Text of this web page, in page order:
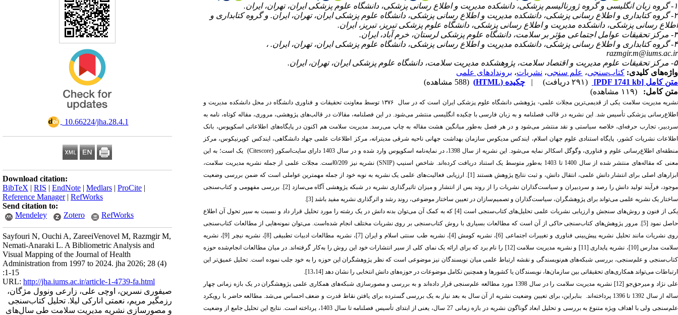
‎ 10.66224/jha.28.4.1
Download citation:
BibTeX | RIS | EndNote | Medlars | ProCite |
Reference Manager| RefWorks
Send citation to:
Mendeley
Zotero RefWorks
Sayfouri N, Ouchi A, ZareeiVenovel M, Razmgir M,
Nemati-Anaraki L. A Bibliometric Analysis and
Visual Mapping of the Journal of Health
Administration from 1997 to 2024. jha 2026; 28 (4)
:1-15
URL: http://jha.iums.ac.ir/article-1-4739-fa.html
صیفوری نسرین، اوچی علی، زارعی ونوول مژگان،
رزمگیر مریم، نعمتی انارکی لیلا. تحلیل کتاب‌سنجی
و مصورسازی نشریه مدیریت سلامت طی سال‌های
۱- گروه زبان انگلیسی و گروه ژورنالیسم پزشکی، دانشکده مدیریت و اطلاع رسانی پزشکی، دانشگاه علوم پزشکی ایران، تهران، ایران.
۲- گروه کتابداری و اطلاع رسانی پزشکی، دانشکده مدیریت و اطلاع رسانی پزشکی، دانشگاه علوم پزشکی ایران، تهران، ایران. و گروه کتابداری و
اطلاع رسانی پزشکی، دانشکده مدیریت و اطلاع رسانی پزشکی، دانشگاه علوم پزشکی تبریز، تبریز، ایران.
۳- مرکز تحقیقات عوامل اجتماعی مؤثر بر سلامت، دانشگاه علوم پزشکی لرستان، خرم آباد، ایران.
۴- گروه کتابداری و اطلاع رسانی پزشکی، دانشکده مدیریت و اطلاع رسانی پزشکی، دانشگاه علوم پزشکی ایران، تهران، ایران. ،
razmgir.m@iums.ac.ir
۵- مرکز تحقیقات علوم مدیریت و اقتصاد سلامت، پژوهشکده مدیریت سلامت، دانشگاه علوم پزشکی ایران، تهران، ایران.
واژه‌های کلیدی: کتاب‌سنجی، علم سنجی، نشریات، بروندادهای علمی
متن کامل [PDF 1741 kb] (۲۹۱ دریافت) | چکیده (HTML)
(588 مشاهده)
متن کامل:
(۱۱۹ مشاهده)
نشریه مدیریت سلامت یکی از قدیمی‌ترین مجلات علمی- پژوهشی دانشگاه علوم پزشکی ایران است که در سال ۱۳۷۶ توسط معاونت تحقیقات و فناوری دانشگاه در محل دانشکده مدیریت و
اطلاع‌رسانی پزشکی تأسیس شد. این نشریه در قالب فصلنامه و به زبان فارسی با چکیده انگلیسی منتشر می‌شود. در این فصلنامه، مقالات در قالب‌های پژوهشی، مروری، مقاله کوتاه، نامه به
سردبیر، تجارب حرفه‌ای، خلاصه سیاستی و نقد منتشر می‌شود و در هر فصل به‌طور میانگین هشت مقاله به چاپ می‌رسد. مدیریت سلامت هم اکنون در پایگاه‌های اطلاعاتی اسکوپوس، بانک
اطلاعات نشریات کشور، پایگاه استنادی علوم جهان اسلام، ایندکس مدیکوس سازمان بهداشت جهانی ناحیه شرقی مدیترانه، مرکز اطلاعات علمی جهاد دانشگاهی، ایندکس کوپرنیکوس، مرکز
منطقه‌ای اطلاع‌رسانی علوم و فناوری، وگوگل اسکالر نمایه می‌شود. این نشریه از سال 1398، در نمایه‌نامه اسکوپوس وارد شده‌ و در سال 1403 دارای سایت‌اسکور
(Citescore) یک است؛ به این
معنی که مقاله‌های منتشر شده از سال‌ 1400 تا 1403 به‌طور متوسط یک استناد دریافت کرده‌اند. شاخص اسنیپ
(SNIP)
نشریه نیز 0/209است. مجلات علمی از جمله نشریه مدیریت سلامت،
ابزارهای اصلی برای انتشار دانش علمی، انتقال دانش، و ثبت نتایج پژوهش‌ هستند]
1
[ . ارزیابی فعالیت‌های علمی یک نشریه به نوبه خود از جمله مهمترین عواملی است که ضمن بررسی وضعیت
موجود، فرآیند تولید دانش را رصد و سردبیران و سیاست‌گذاران نشریات را از روند پس از انتشار و میزان تاثیرگذاری نشریه در شبکه پژوهشی آگاه می‌سازد]
2
[ . بررسی مفهومی و کتاب‌سنجی
ساختار یک نشریه علمی می‌تواند برای پژوهشگران، سیاست‌گذاران و تصمیم‌سازان در تعیین ساختار موضوعی، روند رشد و اثرگذاری نشریه مفید باشد ]
3
[
یکی از فنون و روش‌های سنجش و ارزیابی نشریات علمی تحلیل‌های کتاب‌سنجی است ]
4
[که به کمک آن می‌توان بدنه دانش در یک رشته را مورد تحلیل قرار داد و نسبت به سیر تحول آن اطلاع
حاصل نمود ]
5
[. مرور پژوهش‌های کتاب‌سنجی حاکی از آن است که مطالعات بسیاری با روش کتاب‌سنجی بر روی نشریات مختلف انجام شده‌است. می‌توان نمونه‌هایی از مطالعات کتاب‌سنجی
روی نشریات مانند تحلیل نشریه پیش‌بینی فناوری و تغییرات اجتماعی ]
6
[
، نشریه کومش [4]، نشریه طب سنتی اسلام و ایران [7]، نشریه مطالعات ادبیات تطبیقی [8]، نشریه نیچر [9]، نشریه
سلامت مدارس [10]، نشریه پایداری [11] و نشریه مدیریت سلامت [12] را نام برد که برای ارائه یک نمای کلی از سیر انتشارات خود این روش را به‌کار گرفته‌اند. در میان مطالعات انجام‌شده حوزه
کتاب‌سنجی و علم‌سنجی، بررسی شبکه‌های هم‌نویسندگی و نقشه ارتباط علمی میان نویسندگان نیز موضوعی است که نظر پژوهشگران این حوزه را به خود جلب نموده ‌است. تحلیل عمیق‌تر این
ارتباطات می‌تواند همکاری‌های تحقیقاتی بین سازمان‌ها، نویسندگان یا کشورها و همچنین تکامل موضوعات در حوزه‌های دانش انتخابی را نشان دهد ]13،14[
علی نژاد و میرحق‌جو [12] نشریه مدیریت سلامت را در سال 1398 مورد مطالعه علم‌سنجی قرار داده‌اند و به
بررسی و مصورسازی شبکه‌های همکاری علمی پژوهشگران در یک بازه زمانی چهار
ساله از سال 1392 تا 1396
پرداخته‌اند. بنابراین، برای تعیین وضعیت نشریه از آن سال به بعد نیاز به یک بررسی گسترده برای یافتن نقاط قدرت و ضعف احساس می‌شد. مطالعه حاضر با رویکرد
علم‌سنجی ولی با اهداف ویژه متنوع به بررسی و تحلیل ابعاد گوناگون نشریه در بازه زمانی 27 سال، یعنی از ابتدای تأسیس فصلنامه تا سال 1403، پرداخته ‌است. نتایج این تحلیل جامع از وضعیت